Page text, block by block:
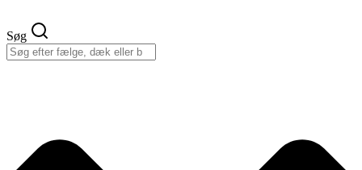
indhold
Søg